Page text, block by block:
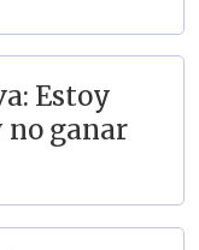
Estoy
no ganar